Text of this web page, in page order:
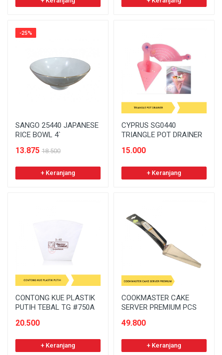
-25%
SANGO 25440 JAPANESE
RICE BOWL 4`
13.875 18.500
+ Keranjang
CYPRUS SG0440
TRIANGLE POT DRAINER
15.000
+ Keranjang
CONTONG KUE PLASTIK
PUTIH TEBAL TG #750A
20.500
+ Keranjang
COOKMASTER CAKE
SERVER PREMIUM PCS
49.800
+ Keranjang